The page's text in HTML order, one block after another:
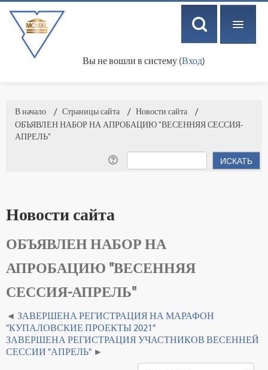
Вы не вошли в систему (Вход)
В начало → Страницы сайта → Новости сайта
→
ОБЪЯВЛЕН НАБОР НА АПРОБАЦИЮ "ВЕСЕННЯЯ СЕССИЯ-
АПРЕЛЬ"
Новости сайта
ОБЪЯВЛЕН НАБОР НА
АПРОБАЦИЮ "ВЕСЕННЯЯ
СЕССИЯ-АПРЕЛЬ"
ЗАВЕРШЕНА РЕГИСТРАЦИЯ НА МАРАФОН
"КУПАЛОВСКИЕ ПРОЕКТЫ 2021"
ЗАВЕРШЕНА РЕГИСТРАЦИЯ УЧАСТНИКОВ ВЕСЕННЕЙ
СЕССИИ "АПРЕЛЬ"